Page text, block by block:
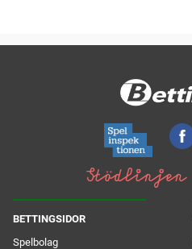
BETTINGSIDOR
Spelbolag